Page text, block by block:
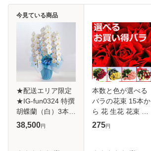
★配送エリア限定
★IG-fun0324 特撰
胡蝶蘭（白）3本立
御供
38,500円
今見ている商品
本数と色が選べる
バラの花束 15本か
ら 花 生花 花束 ブ
ーケ プレゼント ギ
275円